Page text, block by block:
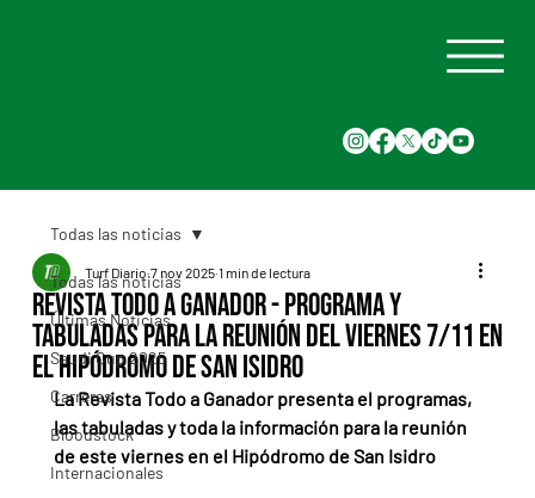
Todas las noticias
Últimas Noticias
Saudi Cup 2025
Carreras
Bloodstock
Internacionales
Todas las noticias
Revista Todo a Ganador - Programa y
tabuladas para la reunión del Viernes 7/11 en
el Hipódromo de San Isidro
Turf Diario 7 nov 2025 1 min de lectura
La Revista Todo a Ganador presenta el programas,
las tabuladas y toda la información para la reunión
de este viernes en el Hipódromo de San Isidro